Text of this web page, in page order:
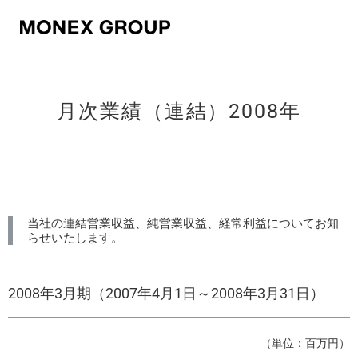
月次業績（連結）2008年
当社の連結営業収益、純営業収益、経常利益についてお知
らせいたします。
2008年3月期（2007年4月1日～2008年3月31日）
（単位：百万円）
グループ情報
サステナビリティ情報
イノベーション
お問い合わせ